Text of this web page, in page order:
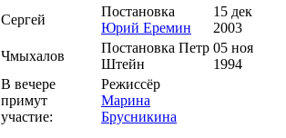
Сергей
Постановка
Юрий Еремин
15 дек
2003
Чмыxалов
Постановка Петр
Штейн
05 ноя
1994
В вечере
примут
участие:
Режиссёр
Марина
Брусникина